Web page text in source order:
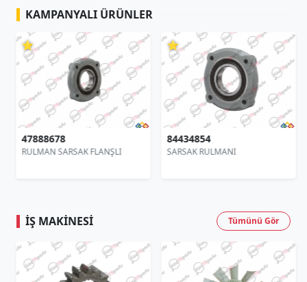
KAMPANYALI ÜRÜNLER
⭐
47888678
RULMAN SARSAK FLANŞLI
⭐
84434854
SARSAK RULMANI
İŞ MAKINESI Tümünü Gör